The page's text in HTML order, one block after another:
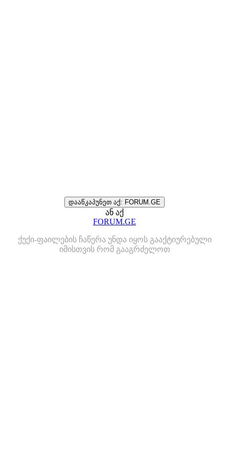
დააწკაპუნეთ აქ: FORUM.GE
ან აქ
FORUM.GE
ქუქი-ფაილების ჩაწერა უნდა იყოს გააქტიურებული
იმისთვის რომ გააგრძელოთ